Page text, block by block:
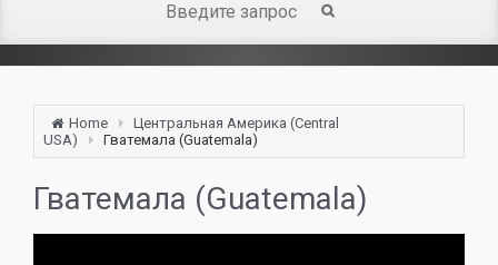
Home
Центральная Америка (Central
USA)
Гватемала (Guatemala)
Гватемала (Guatemala)